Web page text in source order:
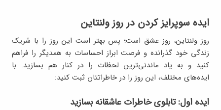
ایده سوپرایز کردن در روز ولنتاین
روز ولنتاین، روز عشق است؛ پس بهتر است این روز را با شریک
زندگی خود گذرانده و فرصت ابراز احساسات به همدیگر را فراهم
کنید و به یاد ماندنی‌ترین لحظات را در کنار هم بسازید. با
ایده‌های مختلف، این روز را در خاطراتتان ثبت کنید:
ایده اول: تابلوی خاطرات عاشقانه بسازید